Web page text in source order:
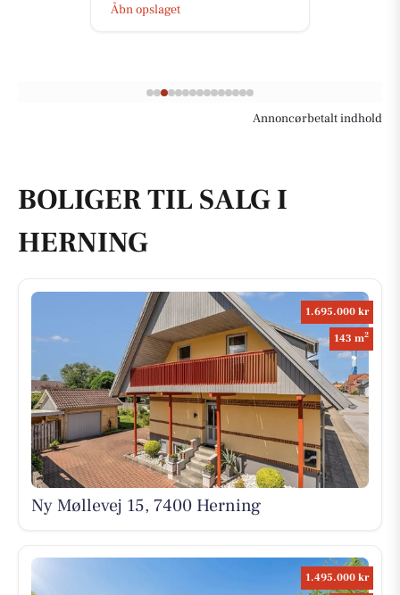
Åbn opslaget
Annoncørbetalt indhold
BOLIGER TIL SALG I
HERNING
1.695.000 kr
143 m2
Ny Møllevej 15, 7400 Herning
1.495.000 kr